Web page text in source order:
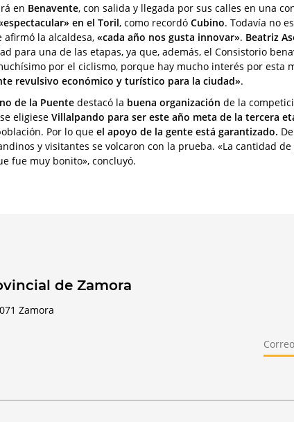
en Benavente, con salida y llegada por sus calles en una
espectacular» en el Toril, como recordó Cubino. Todavía no
la alcaldesa, «cada año nos gusta innovar». Beatriz
para una de las etapas, ya que, además, el Consistorio
por el ciclismo, porque hay mucho interés por esta
revulsivo económico y turístico para la ciudad».
de la Puente destacó la buena organización de la
eligiese Villalpando para ser este año meta de la tercera
Por lo que el apoyo de la gente está garantizado.
y visitantes se volcaron con la prueba. «La cantidad
fue muy bonito», concluyó.
de Zamora
Zamora